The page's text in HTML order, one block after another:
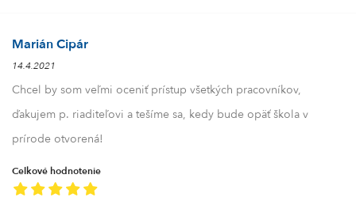
Marián Cipár
14.4.2021
Chcel by som veľmi oceniť prístup všetkých pracovníkov,
ďakujem p. riaditeľovi a tešíme sa, kedy bude opäť škola v
prírode otvorená!
Celkové hodnotenie